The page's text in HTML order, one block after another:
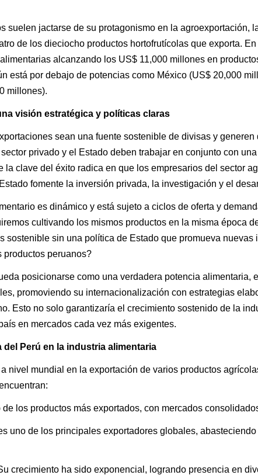
suelen jactarse de su protagonismo en la agroexportación,
de los dieciocho productos hortofrutícolas que exporta.
alcanzando los US$ 11,000 millones en
está por debajo de potencias como México (US$ 20,000
millones).
visión estratégica y políticas claras
sean una fuente sostenible de divisas y
privado y el Estado deben trabajar en conjunto con
la clave del éxito radica en que los empresarios del sector
fomente la inversión privada, la investigación y el
es dinámico y está sujeto a ciclos de oferta y
cultivando los mismos productos en la misma época
sostenible sin una política de Estado que promueva nuevas
productos peruanos?
posicionarse como una verdadera potencia alimentaria,
promoviendo su internacionalización con estrategias
Esto no solo garantizaría el crecimiento sostenido de la
en mercados cada vez más exigentes.
del Perú en la industria alimentaria
nivel mundial en la exportación de varios productos
de los productos más exportados, con mercados
uno de los principales exportadores globales,
crecimiento ha sido exponencial, logrando presencia en